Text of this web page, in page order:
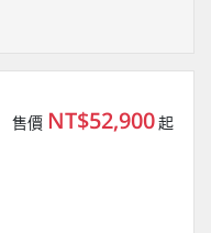
售價 NT$52,900起